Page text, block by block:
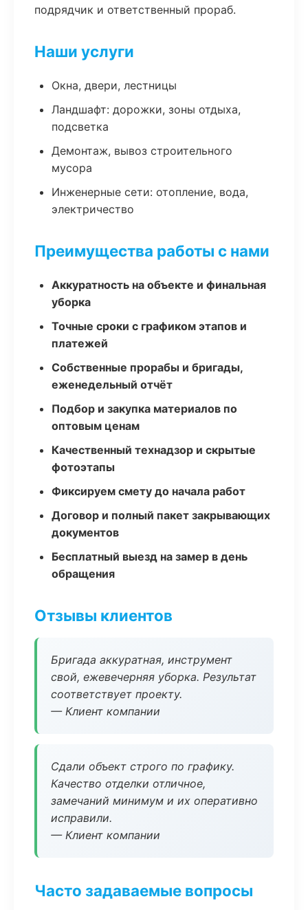
подрядчик и ответственный прораб.
Наши услуги
Окна, двери, лестницы
Ландшафт: дорожки, зоны отдыха,
подсветка
Демонтаж, вывоз строительного
мусора
Инженерные сети: отопление, вода,
электричество
Преимущества работы с нами
Аккуратность на объекте и финальная
уборка
Точные сроки с графиком этапов и
платежей
Собственные прорабы и бригады,
еженедельный отчёт
Подбор и закупка материалов по
оптовым ценам
Качественный технадзор и скрытые
фотоэтапы
Фиксируем смету до начала работ
Договор и полный пакет закрывающих
документов
Бесплатный выезд на замер в день
обращения
Отзывы клиентов
Бригада аккуратная, инструмент
свой, ежевечерняя уборка. Результат
соответствует проекту.
— Клиент компании
Сдали объект строго по графику.
Качество отделки отличное,
замечаний минимум и их оперативно
исправили.
— Клиент компании
Часто задаваемые вопросы